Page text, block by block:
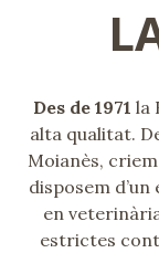
Des de 1971 la
alta qualitat.
Moianès,
disposem
en
estrictes